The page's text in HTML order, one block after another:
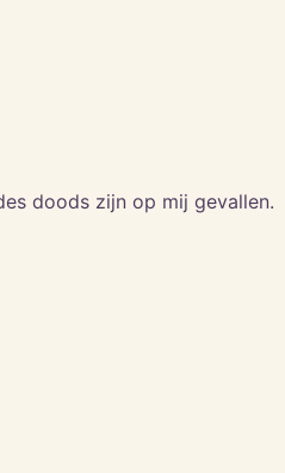
doods zijn op mij gevallen.